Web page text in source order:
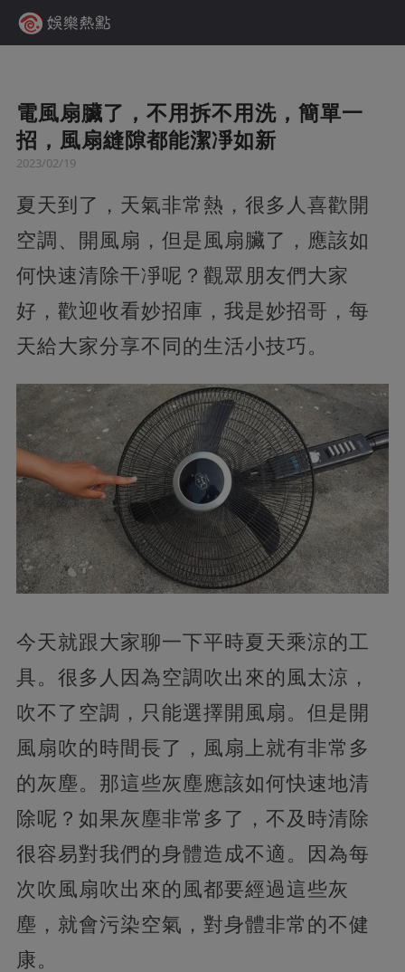
電風扇臟了，不用拆不用洗，簡單一
招，風扇縫隙都能潔凈如新
2023/02/19
夏天到了，天氣非常熱，很多人喜歡開
空調、開風扇，但是風扇臟了，應該如
何快速清除干凈呢？觀眾朋友們大家
好，歡迎收看妙招庫，我是妙招哥，每
天給大家分享不同的生活小技巧。
今天就跟大家聊一下平時夏天乘涼的工
具。很多人因為空調吹出來的風太涼，
吹不了空調，只能選擇開風扇。但是開
風扇吹的時間長了，風扇上就有非常多
的灰塵。那這些灰塵應該如何快速地清
除呢？如果灰塵非常多了，不及時清除
很容易對我們的身體造成不適。因為每
次吹風扇吹出來的風都要經過這些灰
塵，就會污染空氣，對身體非常的不健
康。